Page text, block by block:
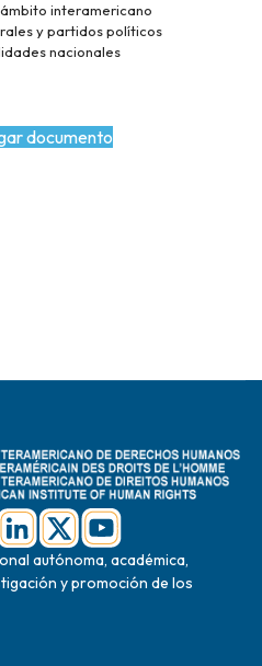
interamericano
y partidos políticos
nacionales
documento
autónoma, académica,
y promoción de los